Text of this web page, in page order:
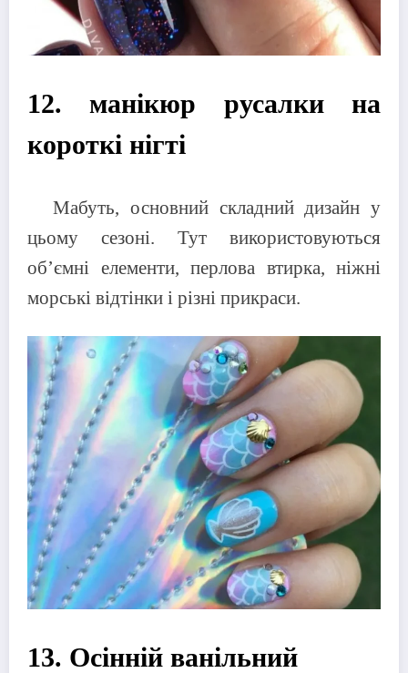
12. манікюр русалки на
короткі нігті
Мабуть, основний складний дизайн у
цьому сезоні. Тут використовуються
об’ємні елементи, перлова втирка, ніжні
морські відтінки і різні прикраси.
13. Осінній ванільний